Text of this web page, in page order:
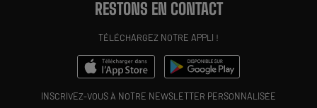
RESTONS EN CONTACT
TÉLÉCHARGEZ NOTRE APPLI !
INSCRIVEZ-VOUS À NOTRE NEWSLETTER PERSONNALISÉE